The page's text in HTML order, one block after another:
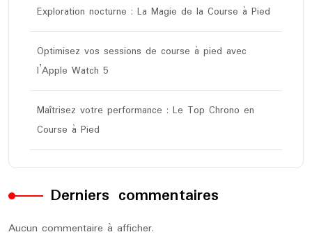
Exploration nocturne : La Magie de la Course à Pied
Optimisez vos sessions de course à pied avec
l’Apple Watch 5
Maîtrisez votre performance : Le Top Chrono en
Course à Pied
Derniers commentaires
Aucun commentaire à afficher.